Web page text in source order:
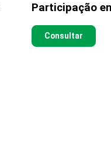
Participação
Consultar